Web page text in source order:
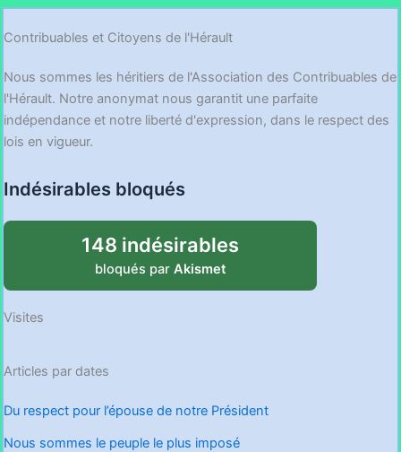
Contribuables et Citoyens de l'Hérault
Nous sommes les héritiers de l'Association des Contribuables de
l'Hérault. Notre anonymat nous garantit une parfaite
indépendance et notre liberté d'expression, dans le respect des
lois en vigueur.
Indésirables bloqués
148 indésirables
bloqués par Akismet
Visites
Articles par dates
Du respect pour l’épouse de notre Président
Nous sommes le peuple le plus imposé